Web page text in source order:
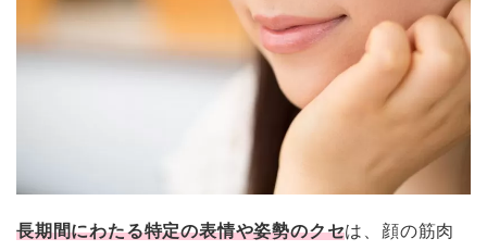
長期間にわたる特定の表情や姿勢のクセは、顔の筋肉